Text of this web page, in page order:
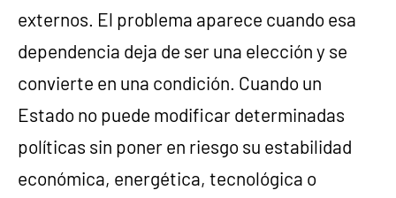
externos. El problema aparece cuando esa
dependencia deja de ser una elección y se
convierte en una condición. Cuando un
Estado no puede modificar determinadas
políticas sin poner en riesgo su estabilidad
económica, energética, tecnológica o